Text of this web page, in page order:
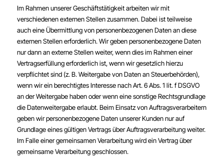
Im Rahmen unserer Geschäftstätigkeit arbeiten wir mit
verschiedenen externen Stellen zusammen. Dabei ist teilweise
auch eine Übermittlung von personenbezogenen Daten an diese
externen Stellen erforderlich. Wir geben personenbezogene Daten
nur dann an externe Stellen weiter, wenn dies im Rahmen einer
Vertragserfüllung erforderlich ist, wenn wir gesetzlich hierzu
verpflichtet sind (z. B. Weitergabe von Daten an Steuerbehörden),
wenn wir ein berechtigtes Interesse nach Art. 6 Abs. 1 lit. f DSGVO
an der Weitergabe haben oder wenn eine sonstige Rechtsgrundlage
die Datenweitergabe erlaubt. Beim Einsatz von Auftragsverarbeitern
geben wir personenbezogene Daten unserer Kunden nur auf
Grundlage eines gültigen Vertrags über Auftragsverarbeitung weiter.
Im Falle einer gemeinsamen Verarbeitung wird ein Vertrag über
gemeinsame Verarbeitung geschlossen.